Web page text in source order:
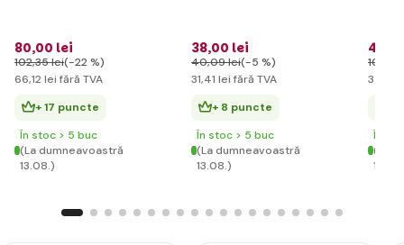
80,00 lei
102,35 lei(-22 %)
66,12 lei fără TVA
+ 17 puncte
În stoc > 5 buc
(La dumneavoastră
13.08.)
38,00 lei
40,09 lei(-5 %)
31,41 lei fără TVA
+ 8 puncte
În stoc > 5 buc
(La dumneavoastră
13.08.)
42
102
35
În
(La